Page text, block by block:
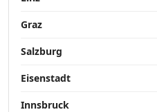
Graz
Salzburg
Eisenstadt
Innsbruck